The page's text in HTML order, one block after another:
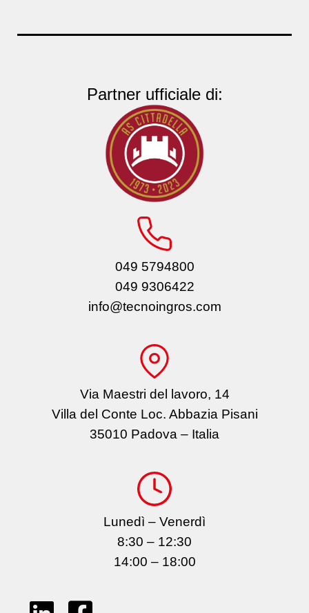
Partner ufficiale di:
049 5794800
049 9306422
info@tecnoingros.com
Via Maestri del lavoro, 14
Villa del Conte Loc. Abbazia Pisani
35010 Padova – Italia
Lunedì – Venerdì
8:30 – 12:30
14:00 – 18:00